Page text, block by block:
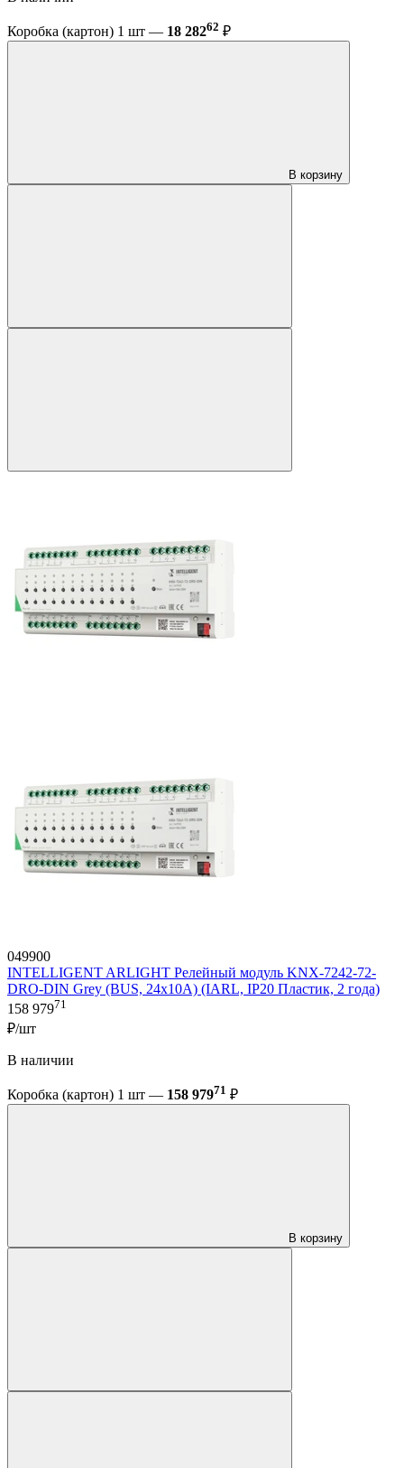
Коробка (картон) 1 шт — 18 28262 ₽
В корзину
049900
INTELLIGENT ARLIGHT Релейный модуль KNX-7242-72-
DRO-DIN Grey (BUS, 24x10A) (IARL, IP20 Пластик, 2 года)
158 97971
₽/шт
В наличии
Коробка (картон) 1 шт — 158 97971 ₽
В корзину